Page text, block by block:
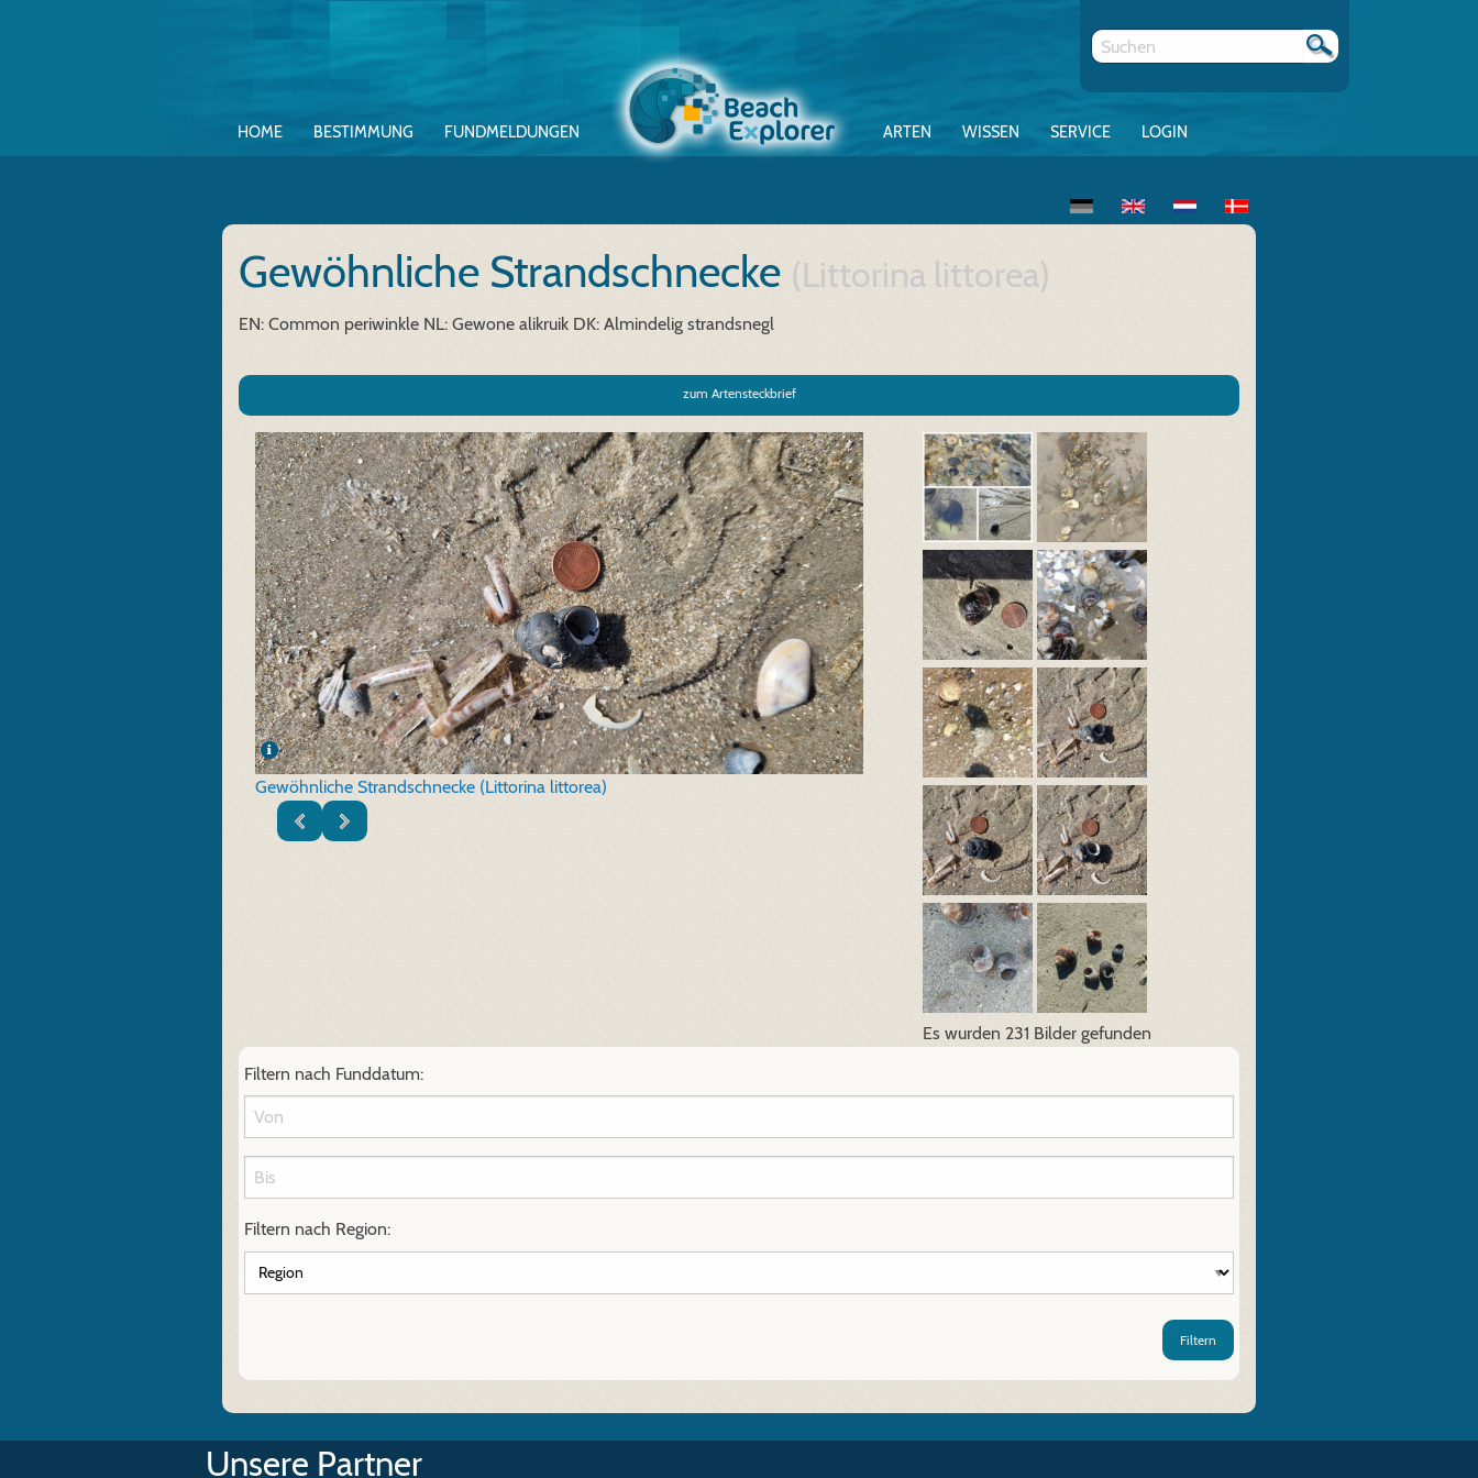
HOME BESTIMMUNG FUNDMELDUNGEN ARTEN WISSEN SERVICE LOGIN
Gewöhnliche Strandschnecke (Littorina littorea)
EN: Common periwinkle NL: Gewone alikruik DK: Almindelig strandsnegl
zum Artensteckbrief
Gewöhnliche Strandschnecke (Littorina littorea)
Es wurden 231 Bilder gefunden
Filtern nach Funddatum:
Filtern nach Region:
Filtern
Unsere Partner